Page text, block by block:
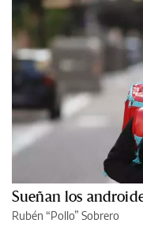
Sueñan los
Rubén “Pollo” Sobrero